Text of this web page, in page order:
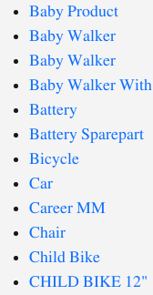
Baby Product
Baby Walker
Baby Walker
Baby Walker
Battery
Battery Sparepart
Bicycle
Car
Career MM
Chair
Child Bike
CHILD BIKE 12"